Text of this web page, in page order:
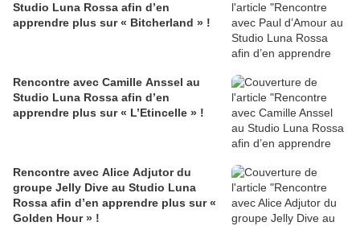
Studio Luna Rossa afin d’en
apprendre plus sur « Bitcherland » !
Rencontre avec Camille Anssel au
Studio Luna Rossa afin d’en
apprendre plus sur « L’Etincelle » !
Rencontre avec Alice Adjutor du
groupe Jelly Dive au Studio Luna
Rossa afin d’en apprendre plus sur «
Golden Hour » !